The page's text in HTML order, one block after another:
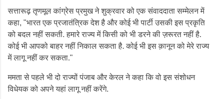
सत्तारूढ़ तृणमूल कांग्रेस प्रमुख ने शुक्रवार को एक संवाददाता सम्मेलन में
कहा, "भारत एक प्रजातंत्रिक देश है और कोई भी पार्टी उसकी इस प्रकृति
को बदल नहीं सकती. हमारे राज्य में किसी को भी डरने की ज़रूरत नहीं है.
कोई भी आपको बाहर नहीं निकाल सकता है. कोई भी इस क़ानून को मेरे राज्य
में लागू नहीं कर सकता."
ममता से पहले भी दो राज्यों पंजाब और केरल ने कहा कि वो इस संशोधन
विधेयक को अपने यहां लागू नहीं करेंगे.